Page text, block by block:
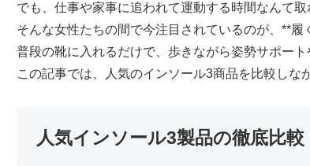
でも、仕事や家事に追われて運動する時間なんて取
そんな女性たちの間で今注目されているのが、**履
普段の靴に入れるだけで、歩きながら姿勢サポー
この記事では、人気のインソール3商品を比較しな
人気インソール3製品の徹底比較